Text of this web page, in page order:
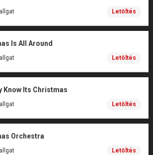
Letöltés
Is All Around
Letöltés
Know Its Christmas
Letöltés
Orchestra
Letöltés